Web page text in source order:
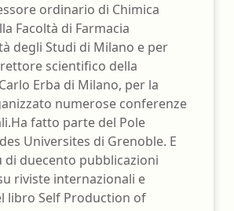
ordinario di Chimica
Facoltà di Farmacia
degli Studi di Milano e per
scientifico della
Erba di Milano, per la
numerose conferenze
fatto parte del Pole
Universites di Grenoble. E
di duecento pubblicazioni
riviste internazionali e
libro Self Production of